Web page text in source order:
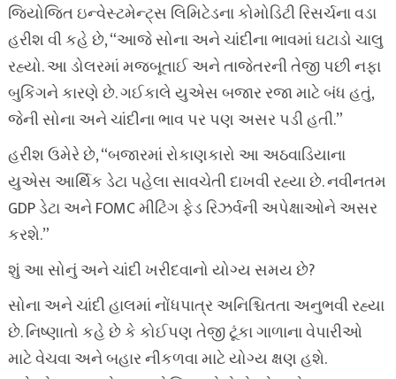
જિયોજિત ઇન્વેસ્ટમેન્ટ્સ લિમિટેડના કોમોડિટી રિસર્ચના વડા
હરીશ વી કહે છે, “આજે સોના અને ચાંદીના ભાવમાં ઘટાડો ચાલુ
રહ્યો. આ ડોલરમાં મજબૂતાઈ અને તાજેતરની તેજી પછી નફા
બુકિંગને કારણે છે. ગઈકાલે યુએસ બજાર રજા માટે બંધ હતું,
જેની સોના અને ચાંદીના ભાવ પર પણ અસર પડી હતી.”
હરીશ ઉમેરે છે, “બજારમાં રોકાણકારો આ અઠવાડિયાના
યુએસ આર્થિક ડેટા પહેલા સાવચેતી દાખવી રહ્યા છે. નવીનતમ
GDP ડેટા અને FOMC મીટિંગ ફેડ રિઝર્વની અપેક્ષાઓને અસર
કરશે.”
શું આ સોનું અને ચાંદી ખરીદવાનો યોગ્ય સમય છે?
સોના અને ચાંદી હાલમાં નોંધપાત્ર અનિશ્ચિતતા અનુભવી રહ્યા
છે. નિષ્ણાતો કહે છે કે કોઈપણ તેજી ટૂંકા ગાળાના વેપારીઓ
માટે વેચવા અને બહાર નીકળવા માટે યોગ્ય ક્ષણ હશે.